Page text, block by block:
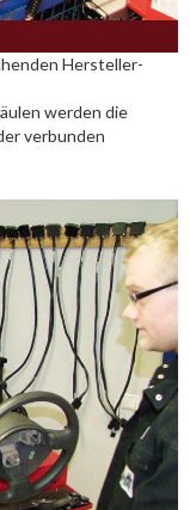
Hersteller-
werden die
verbunden